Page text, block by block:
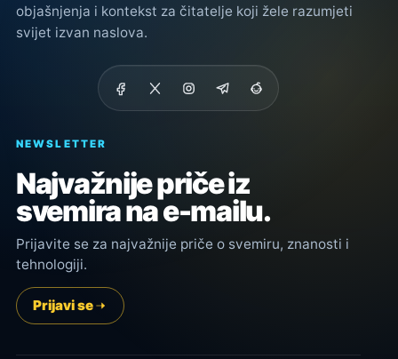
objašnjenja i kontekst za čitatelje koji žele razumjeti
svijet izvan naslova.
NEWSLETTER
Najvažnije priče iz
svemira na e-mailu.
Prijavite se za najvažnije priče o svemiru, znanosti i
tehnologiji.
Prijavi se